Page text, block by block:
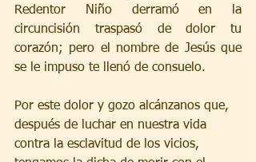
Redentor Niño derramó en la
circuncisión traspasó de dolor tu
corazón; pero el nombre de Jesús que
se le impuso te llenó de consuelo.
Por este dolor y gozo alcánzanos que,
después de luchar en nuestra vida
contra la esclavitud de los vicios,